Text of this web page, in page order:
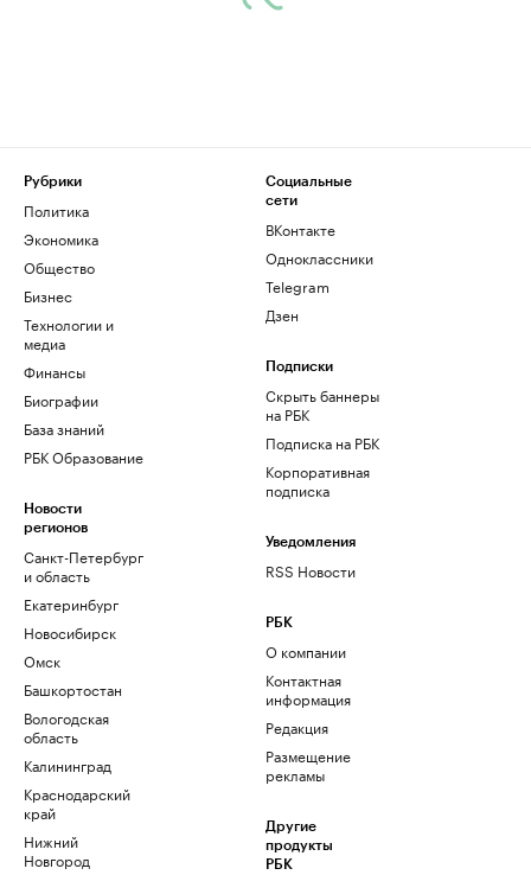
Рубрики
Политика
Экономика
Общество
Бизнес
Технологии и
медиа
Финансы
Биографии
База знаний
РБК Образование
Новости
регионов
Санкт-Петербург
и область
Екатеринбург
Новосибирск
Омск
Башкортостан
Вологодская
область
Калининград
Краснодарский
край
Нижний
Новгород
Социальные
сети
ВКонтакте
Одноклассники
Telegram
Дзен
Подписки
Скрыть баннеры
на РБК
Подписка на РБК
Корпоративная
подписка
Уведомления
RSS Новости
РБК
О компании
Контактная
информация
Редакция
Размещение
рекламы
Другие
продукты
РБК